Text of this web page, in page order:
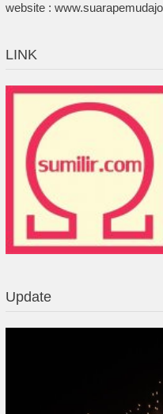
website :
LINK
Update